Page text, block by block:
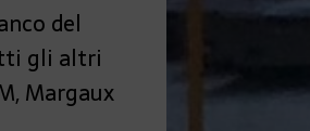
del
gli altri
Margaux